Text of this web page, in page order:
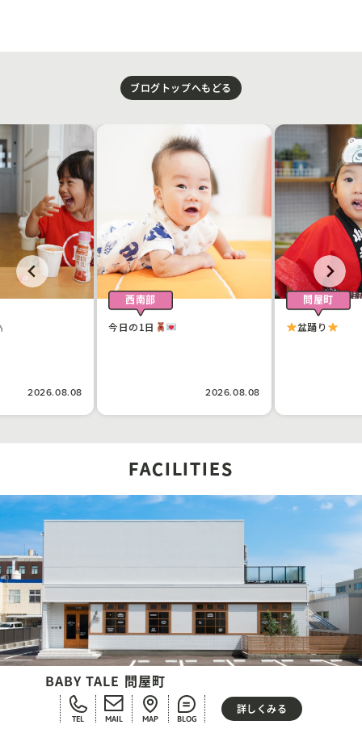
ブログトップへもどる
2026.08.08
西南部
今日の1日
2026.08.08
問屋町
盆踊り
FACILITIES
BABY TALE 問屋町
TEL MAIL MAP BLOG
詳しくみる